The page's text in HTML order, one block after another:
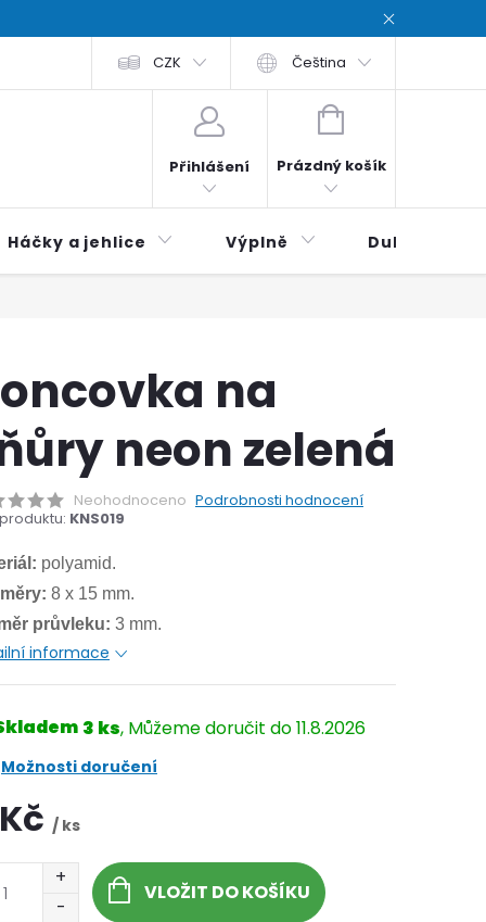
podmínky Zásady ochrana osobních údajů / Privacy
CZK Čeština
Přihlášení
NÁKUPNÍ
Prázdný košík
Háčky a jehlice Výplně Duhová
na
neon zelená
Neohodnoceno Podrobnosti hodnocení
KNS019
polyamid.
8 x 15 mm.
průvleku: 3 mm.
informace
3 ks 11.8.2026
Možnosti doručení
/ ks
VLOŽIT DO KOŠÍKU